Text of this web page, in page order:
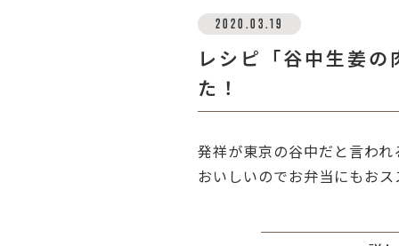
2020.03.19
レシピ「谷中生姜
た！
発祥が東京の谷中だと言わ
おいしいのでお弁当にもお